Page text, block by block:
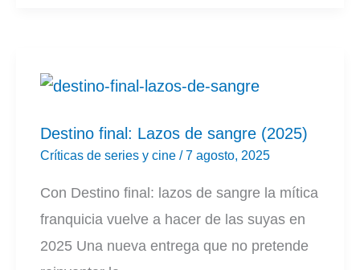
golpe
al
cine
de
Destino final: Lazos de sangre (2025)
Críticas de series y cine /7 agosto, 2025
Con Destino final: lazos de sangre la mítica
franquicia vuelve a hacer de las suyas en
2025 Una nueva entrega que no pretende